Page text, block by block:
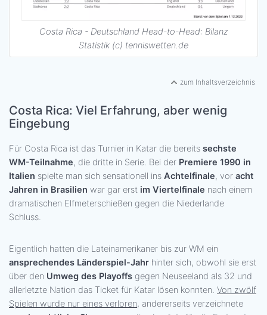
Costa Rica - Deutschland Head-to-Head: Bilanz
Statistik (c) tenniswetten.de
zum Inhaltsverzeichnis
Costa Rica: Viel Erfahrung, aber wenig
Eingebung
Für Costa Rica ist das Turnier in Katar die bereits sechste
WM-Teilnahme, die dritte in Serie. Bei der Premiere 1990 in
Italien spielte man sich sensationell ins Achtelfinale, vor acht
Jahren in Brasilien war gar erst im Viertelfinale nach einem
dramatischen Elfmeterschießen gegen die Niederlande
Schluss.
Eigentlich hatten die Lateinamerikaner bis zur WM ein
ansprechendes Länderspiel-Jahr hinter sich, obwohl sie erst
über den Umweg des Playoffs gegen Neuseeland als 32 und
allerletzte Nation das Ticket für Katar lösen konnten. Von zwölf
Spielen wurde nur eines verloren, andererseits verzeichnete